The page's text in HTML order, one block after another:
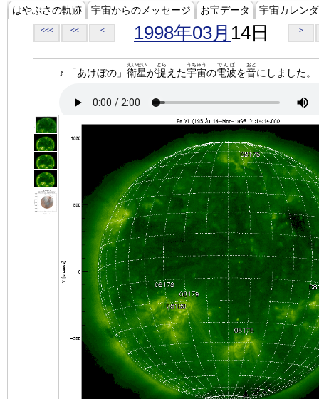
はやぶさの軌跡 宇宙からのメッセージ お宝データ 宇宙カレン
<<< << < 1998年03月 14日 >
♪ 「あけぼの」 衛星
えいせい
が捉
とら
えた宇宙
うちゅう
の電波
でんぱ
を音
おと
にしました。